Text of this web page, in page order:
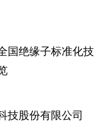
国绝缘子标准化技
技股份有限公司